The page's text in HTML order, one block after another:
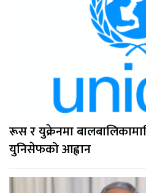
रूस र युक्रेनमा
युनिसेफको आह्वान